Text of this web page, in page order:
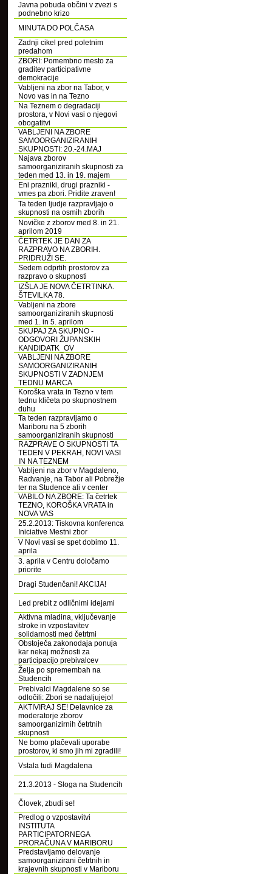
Javna pobuda občini v zvezi s
podnebno krizo
MINUTA DO POLČASA
Zadnji cikel pred poletnim
predahom
ZBORI: Pomembno mesto za
graditev participativne
demokracije
Vabljeni na zbor na Tabor, v
Novo vas in na Tezno
Na Teznem o degradaciji
prostora, v Novi vasi o njegovi
obogatitvi
VABLJENI NA ZBORE
SAMOORGANIZIRANIH
SKUPNOSTI: 20.-24.MAJ
Najava zborov
samoorganiziranih skupnosti za
teden med 13. in 19. majem
Eni prazniki, drugi prazniki -
vmes pa zbori. Pridite zraven!
Ta teden ljudje razpravljajo o
skupnosti na osmih zborih
Novičke z zborov med 8. in 21.
aprilom 2019
ČETRTEK JE DAN ZA
RAZPRAVO NA ZBORIH.
PRIDRUŽI SE.
Sedem odprtih prostorov za
razpravo o skupnosti
IZŠLA JE NOVA ČETRTINKA.
ŠTEVILKA 78.
Vabljeni na zbore
samoorganiziranih skupnosti
med 1. in 5. aprilom
SKUPAJ ZA SKUPNO -
ODGOVORI ŽUPANSKIH
KANDIDATK_OV
VABLJENI NA ZBORE
SAMOORGANIZIRANIH
SKUPNOSTI V ZADNJEM
TEDNU MARCA
Koroška vrata in Tezno v tem
tednu kličeta po skupnostnem
duhu
Ta teden razpravljamo o
Mariboru na 5 zborih
samoorganiziranih skupnosti
RAZPRAVE O SKUPNOSTI TA
TEDEN V PEKRAH, NOVI VASI
IN NA TEZNEM
Vabljeni na zbor v Magdaleno,
Radvanje, na Tabor ali Pobrežje
ter na Studence ali v center
VABILO NA ZBORE: Ta četrtek
TEZNO, KOROŠKA VRATA in
NOVA VAS
25.2.2013: Tiskovna konferenca
Iniciative Mestni zbor
V Novi vasi se spet dobimo 11.
aprila
3. aprila v Centru določamo
priorite
Dragi Studenčani! AKCIJA!
Led prebit z odličnimi idejami
Aktivna mladina, vključevanje
stroke in vzpostavitev
solidarnosti med četrtmi
Obstoječa zakonodaja ponuja
kar nekaj možnosti za
participacijo prebivalcev
Želja po spremembah na
Studencih
Prebivalci Magdalene so se
odločili: Zbori se nadaljujejo!
AKTIVIRAJ SE! Delavnice za
moderatorje zborov
samoorganizirnih četrtnih
skupnosti
Ne bomo plačevali uporabe
prostorov, ki smo jih mi zgradili!
Vstala tudi Magdalena
21.3.2013 - Sloga na Studencih
Človek, zbudi se!
Predlog o vzpostavitvi
INSTITUTA
PARTICIPATORNEGA
PRORAČUNA V MARIBORU
Predstavljamo delovanje
samoorganizirani četrtnih in
krajevnih skupnosti v Mariboru